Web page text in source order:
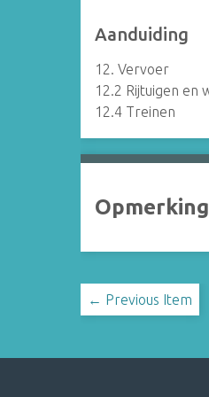
Aanduiding
12. Vervoer
12.2 Rijtuigen en
12.4 Treinen
← Previous Item